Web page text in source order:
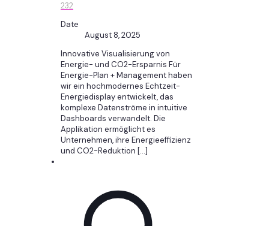
232
Date
August 8, 2025
Innovative Visualisierung von
Energie- und CO2-Ersparnis Für
Energie-Plan + Management haben
wir ein hochmodernes Echtzeit-
Energiedisplay entwickelt, das
komplexe Datenströme in intuitive
Dashboards verwandelt. Die
Applikation ermöglicht es
Unternehmen, ihre Energieeffizienz
und CO2-Reduktion […]